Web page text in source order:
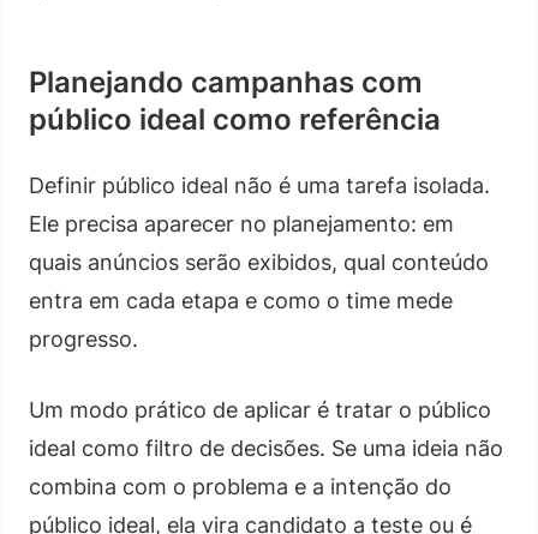
Planejando campanhas com
público ideal como referência
Definir público ideal não é uma tarefa isolada.
Ele precisa aparecer no planejamento: em
quais anúncios serão exibidos, qual conteúdo
entra em cada etapa e como o time mede
progresso.
Um modo prático de aplicar é tratar o público
ideal como filtro de decisões. Se uma ideia não
combina com o problema e a intenção do
público ideal, ela vira candidato a teste ou é